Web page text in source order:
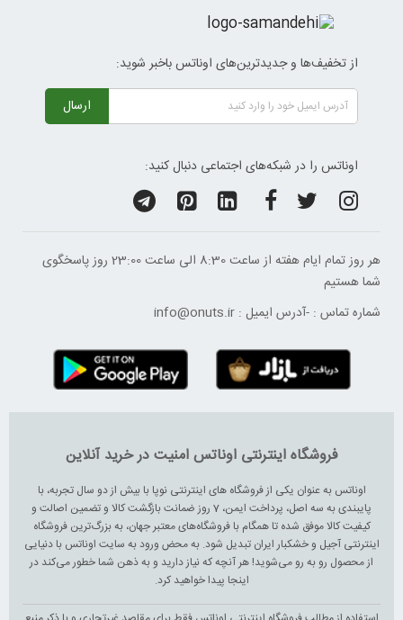
از تخفیف‌ها و جدیدترین‌های اوناتس باخبر شوید:
ارسال
اوناتس را در شبکه‌های اجتماعی دنبال کنید:
هر روز تمام ایام هفته از ساعت 8:30 الی ساعت 23:00 ‌روز پاسخگوی
شما هستیم
شماره تماس : -آدرس ایمیل : info@onuts.ir
فروشگاه اینترنتی اوناتس امنیت در خرید آنلاین
اوناتس به عنوان یکی از فروشگاه های اینترنتی نوپا با بیش از دو سال تجربه، با
پایبندی به سه اصل، پرداخت ایمن، 7 روز ضمانت بازگشت کالا و تضمین اصالت و
کیفیت کالا موفق شده تا همگام با فروشگاه‌های معتبر جهان، به بزرگ‌ترین فروشگاه
اینترنتی آجیل و خشکبار ایران تبدیل شود. به محض ورود به سایت اوناتس با دنیایی
از محصول رو به رو می‌شوید! هر آنچه که نیاز دارید و به ذهن شما خطور می‌کند در
اینجا پیدا خواهید کرد.